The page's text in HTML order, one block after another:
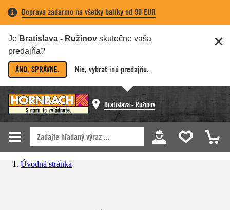
Doprava zadarmo na všetky balíky od 99 EUR
Je Bratislava - Ružinov skutočne vaša
predajňa?
ÁNO, SPRÁVNE. Nie, vybrať inú predajňu.
Bratislava - Ružinov
Úvodná stránka